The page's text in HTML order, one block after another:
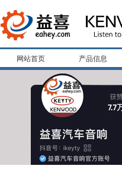
网站首页 产品信息